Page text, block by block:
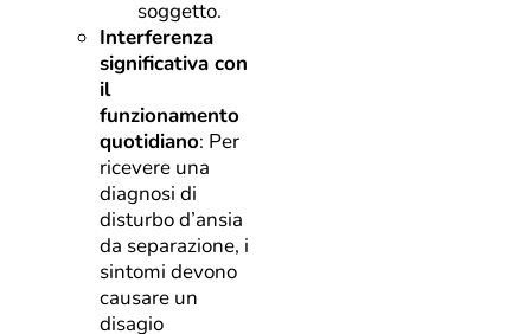
soggetto.
Interferenza
significativa con
il
funzionamento
quotidiano: Per
ricevere una
diagnosi di
disturbo d’ansia
da separazione, i
sintomi devono
causare un
disagio